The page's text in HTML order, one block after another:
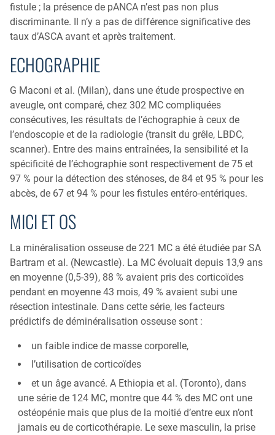
fistule ; la présence de pANCA n’est pas non plus
discriminante. Il n’y a pas de différence significative des
taux d’ASCA avant et après traitement.
ECHOGRAPHIE
G Maconi et al. (Milan), dans une étude prospective en
aveugle, ont comparé, chez 302 MC compliquées
consécutives, les résultats de l’échographie à ceux de
l’endoscopie et de la radiologie (transit du grêle, LBDC,
scanner). Entre des mains entraînées, la sensibilité et la
spécificité de l’échographie sont respectivement de 75 et
97 % pour la détection des sténoses, de 84 et 95 % pour les
abcès, de 67 et 94 % pour les fistules entéro-entériques.
MICI ET OS
La minéralisation osseuse de 221 MC a été étudiée par SA
Bartram et al. (Newcastle). La MC évoluait depuis 13,9 ans
en moyenne (0,5-39), 88 % avaient pris des corticoïdes
pendant en moyenne 43 mois, 49 % avaient subi une
résection intestinale. Dans cette série, les facteurs
prédictifs de déminéralisation osseuse sont :
un faible indice de masse corporelle,
l’utilisation de corticoïdes
et un âge avancé. A Ethiopia et al. (Toronto), dans
une série de 124 MC, montre que 44 % des MC ont une
ostéopénie mais que plus de la moitié d’entre eux n’ont
jamais eu de corticothérapie. Le sexe masculin, la prise